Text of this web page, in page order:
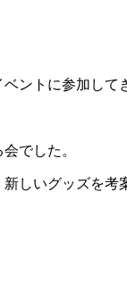
ントに参加して
でした。
しいグッズを